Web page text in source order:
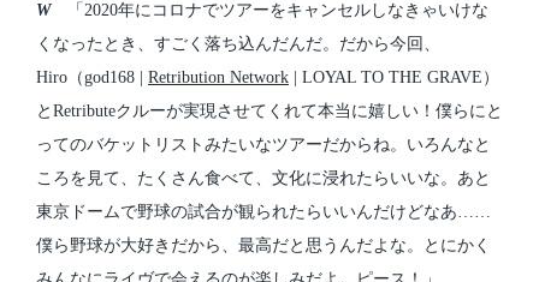
W「2020年にコロナでツアーをキャンセルしなきゃいけな
くなったとき、すごく落ち込んだんだ。だから今回、
Hiro（god168 | Retribution Network | LOYAL TO THE GRAVE）
とRetributeクルーが実現させてくれて本当に嬉しい！僕らにと
ってのバケットリストみたいなツアーだからね。いろんなと
ころを見て、たくさん食べて、文化に浸れたらいいな。あと
東京ドームで野球の試合が観られたらいいんだけどなあ……
僕ら野球が大好きだから、最高だと思うんだよな。とにかく